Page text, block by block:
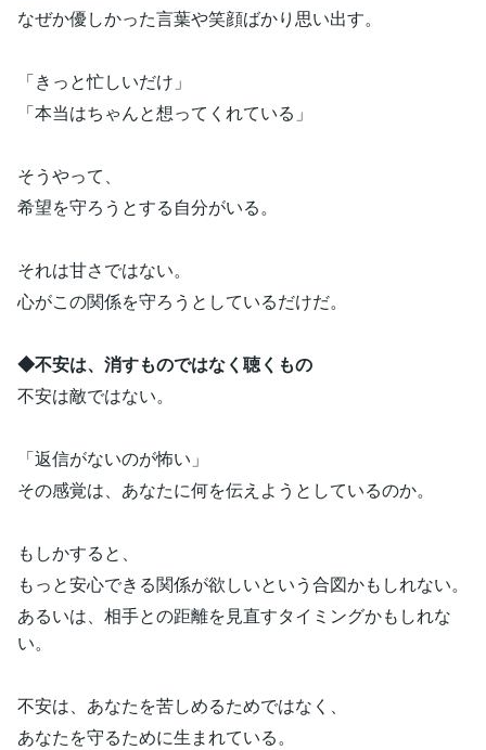
なぜか優しかった言葉や笑顔ばかり思い出す。
「きっと忙しいだけ」
「本当はちゃんと想ってくれている」
そうやって、
希望を守ろうとする自分がいる。
それは甘さではない。
心がこの関係を守ろうとしているだけだ。
◆不安は、消すものではなく聴くもの
不安は敵ではない。
「返信がないのが怖い」
その感覚は、あなたに何を伝えようとしているのか。
もしかすると、
もっと安心できる関係が欲しいという合図かもしれない。
あるいは、相手との距離を見直すタイミングかもしれな
い。
不安は、あなたを苦しめるためではなく、
あなたを守るために生まれている。